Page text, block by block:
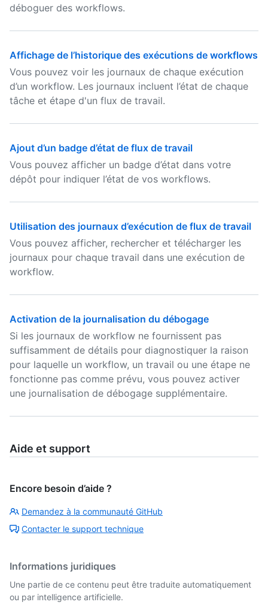
déboguer des workflows.
Affichage de l’historique des exécutions de workflows
Vous pouvez voir les journaux de chaque exécution
d’un workflow. Les journaux incluent l’état de chaque
tâche et étape d'un flux de travail.
Ajout d’un badge d’état de flux de travail
Vous pouvez afficher un badge d’état dans votre
dépôt pour indiquer l’état de vos workflows.
Utilisation des journaux d’exécution de flux de travail
Vous pouvez afficher, rechercher et télécharger les
journaux pour chaque travail dans une exécution de
workflow.
Activation de la journalisation du débogage
Si les journaux de workflow ne fournissent pas
suffisamment de détails pour diagnostiquer la raison
pour laquelle un workflow, un travail ou une étape ne
fonctionne pas comme prévu, vous pouvez activer
une journalisation de débogage supplémentaire.
Aide et support
Encore besoin d’aide ?
Demandez à la communauté GitHub
Contacter le support technique
Informations juridiques
Une partie de ce contenu peut être traduite automatiquement
ou par intelligence artificielle.